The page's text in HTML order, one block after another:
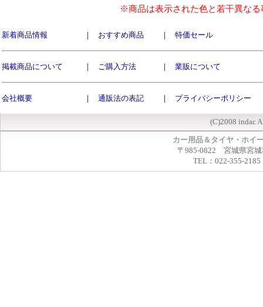
※商品は表示された色と若干異な
新着商品情報 ｜ おすすめ商品 ｜ 特価セール
掲載商品について ｜ ご購入方法 ｜ 業販について
会社概要 ｜ 通販法の表記 ｜ プライバシーポリシー
(C)2008 indac
カー用品＆タイヤ・ホイ
〒985-0822 宮城県宮城
TEL：022-355-